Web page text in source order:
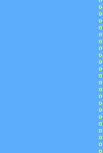
o
o
o
o
o
o
o
o
o
o
o
o
o
o
o
o
o
o
o
o
o
o